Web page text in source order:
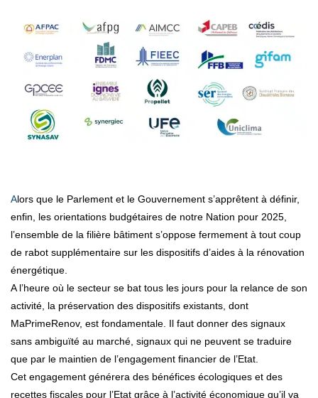
Alors que le Parlement et le Gouvernement s’apprêtent à définir,
enfin, les orientations budgétaires de notre Nation pour 2025,
l’ensemble de la filière bâtiment s’oppose fermement à tout coup
de rabot supplémentaire sur les dispositifs d’aides à la rénovation
énergétique.
A l’heure où le secteur se bat tous les jours pour la relance de son
activité, la préservation des dispositifs existants, dont
MaPrimeRenov, est fondamentale. Il faut donner des signaux
sans ambiguïté au marché, signaux qui ne peuvent se traduire
que par le maintien de l’engagement financier de l’Etat.
Cet engagement générera des bénéfices écologiques et des
recettes fiscales pour l’Etat grâce à l’activité économique qu’il va